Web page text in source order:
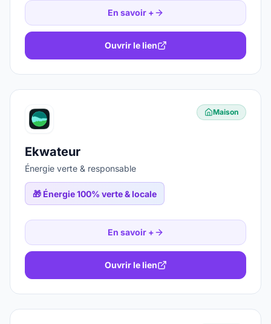
En savoir +
Ouvrir le lien
Maison
Ekwateur
Énergie verte & responsable
🎁 Énergie 100% verte & locale
En savoir +
Ouvrir le lien